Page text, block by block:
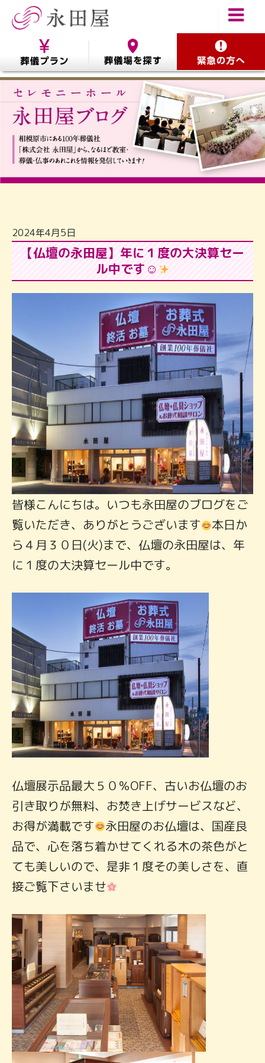
2024年4月5日
【仏壇の永田屋】年に１度の大決算セー
ル中です☺
皆様こんにちは。いつも永田屋のブログをご
覧いただき、ありがとうございます
本日か
ら４月３０日(火)まで、仏壇の永田屋は、年
に１度の大決算セール中です。
仏壇展示品最大５０％OFF、古いお仏壇のお
引き取りが無料、お焚き上げサービスなど、
お得が満載です
永田屋のお仏壇は、国産良
品で、心を落ち着かせてくれる木の茶色がと
ても美しいので、是非１度その美しさを、直
接ご覧下さいませ